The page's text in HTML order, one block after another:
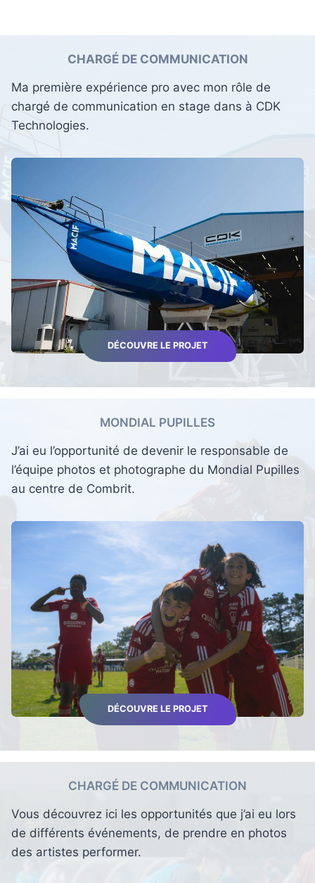
CHARGÉ DE COMMUNICATION
Ma première expérience pro avec mon rôle de
chargé de communication en stage dans à CDK
Technologies.
DÉCOUVRE LE PROJET
MONDIAL PUPILLES
J’ai eu l’opportunité de devenir le responsable de
l’équipe photos et photographe du Mondial Pupilles
au centre de Combrit.
DÉCOUVRE LE PROJET
CHARGÉ DE COMMUNICATION
Vous découvrez ici les opportunités que j’ai eu lors
de différents événements, de prendre en photos
des artistes performer.